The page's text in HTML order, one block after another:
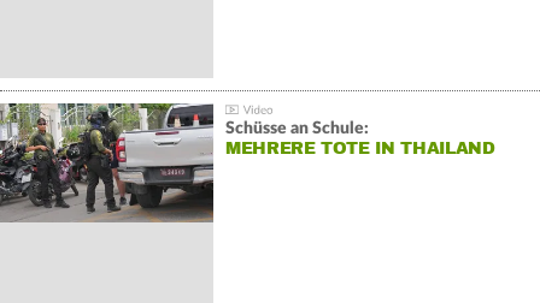
Schüsse an Schule:
MEHRERE TOTE IN THAILAND